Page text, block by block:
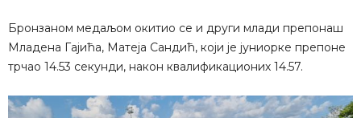
Бронзаном медаљом окитио се и други млади препонаш
Младена Гајића, Матеја Сандић, који је јуниорке препоне
трчао 14.53 секунди, након квалификационих 14.57.